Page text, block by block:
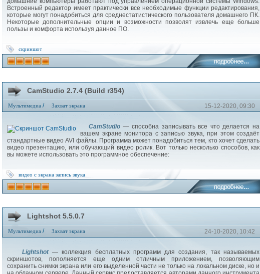
Встроенный редактор имеет практически все необходимые функции редактирования,
которые могут понадобиться для среднестатистического пользователя домашнего ПК.
Некоторые дополнительные опции и возможности позволят извлечь еще больше
пользы и комфорта используя данное ПО.
скриншот
CamStudio 2.7.4 (Build r354)
Мультимедиа / Захват экрана 15-12-2020, 09:30
CamStudio— способна записывать все что делается на
вашем экране монитора с записью звука, при этом создаёт
стандартные видео AVI файлы. Программа может понадобиться тем, кто хочет сделать
видео презентацию, или обучающий видео ролик. Вот только несколько способов, как
вы можете использовать это программное обеспечение:
видео с экрана запись звука
Lightshot 5.5.0.7
Мультимедиа / Захват экрана 24-10-2020, 10:42
Lightshot— коллекция бесплатных программ для создания, так называемых
скриншотов, пополняется еще одним отличным приложением, позволяющим
сохранить снимки экрана или его выделенной части не только на локальном диске, но и